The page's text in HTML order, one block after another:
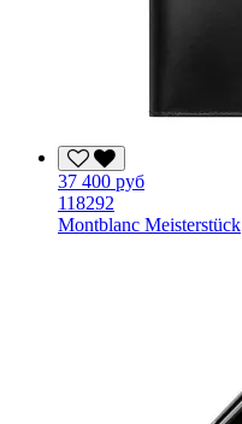
37 400 руб
118292
Montblanc Meisterstück